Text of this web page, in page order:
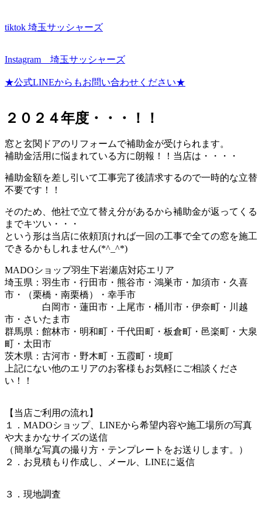
tiktok 埼玉サッシャーズ
Instagram 埼玉サッシャーズ
★公式LINEからもお問い合わせください★
２０２４年度・・・！！
窓と玄関ドアのリフォームで補助金が受けられます。
補助金活用に悩まれている方に朗報！！当店は・・・・
補助金額を差し引いて工事完了後請求するので一時的な立替
不要です！！
そのため、他社で立て替え分があるから補助金が返ってくる
までキツい・・・
という形は当店に依頼頂ければ一回の工事で全ての窓を施工
できるかもしれません(*^_^*)
MADOショップ羽生下岩瀬店対応エリア
埼玉県：羽生市・行田市・熊谷市・鴻巣市・加須市・久喜
市・（栗橋・南栗橋）・幸手市
白岡市・蓮田市・上尾市・桶川市・伊奈町・川越
市・さいたま市
群馬県：館林市・明和町・千代田町・板倉町・邑楽町・大泉
町・太田市
茨木県：古河市・野木町・五霞町・境町
上記にない他のエリアのお客様もお気軽にご相談くださ
い！！
【当店ご利用の流れ】
１．MADOショップ、LINEから希望内容や施工場所の写真
や大まかなサイズの送信
（簡単な写真の撮り方・テンプレートをお送りします。）
２．お見積もり作成し、メール、LINEに返信
３．現地調査